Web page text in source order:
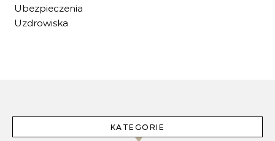
Ubezpieczenia
Uzdrowiska
KATEGORIE